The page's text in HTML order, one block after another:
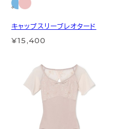
キャップスリーブレオタード
¥15,400